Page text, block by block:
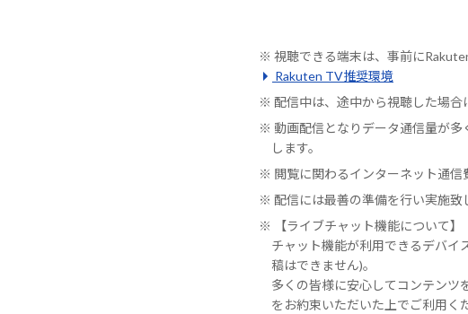
視聴できる端末は、事前に
Rakuten TV推奨環境
配信中は、途中から視聴した場合
動画配信となりデータ通信量が
します。
閲覧に関わるインターネット通信
配信には最善の準備を行い実施致
【ライブチャット機能について】
チャット機能が利用できるデバイ
稿はできません)。
多くの皆様に安心してコンテンツ
をお約束いただいた上でご利用く